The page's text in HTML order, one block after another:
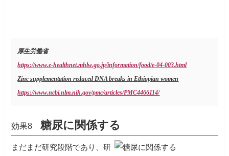
厚生労働省
https://www.e-healthnet.mhlw.go.jp/information/food/e-04-003.html
Zinc supplementation reduced DNA breaks in Ethiopian women
https://www.ncbi.nlm.nih.gov/pmc/articles/PMC4466114/
効果8糖尿に関係する
まだまだ研究段階であり、研